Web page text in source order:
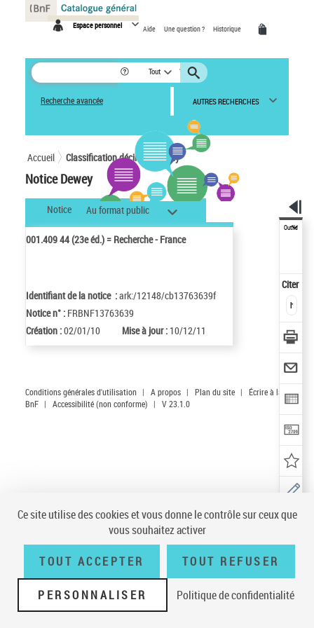
Espace personnel Aide Une question ? Historique
Tout
Recherche avancée AUTRES RECHERCHES
Accueil Classification décimale Dewey
Notice Dewey
Notice Au format public
001.409 44 (23e éd.) = Recherche - France
Identifiant de la notice :ark:/12148/cb13763639f
Notice n° : FRBNF13763639
Création :02/01/10 Mise à jour : 10/12/11
Outils
Citer
Conditions générales d'utilisation | A propos | Plan du site |
Écrire à la
BnF | Accessibilité (non conforme) | V 23.1.0
Panneau de gestion des cookies
Ce site utilise des cookies et vous donne le contrôle sur ceux que
vous souhaitez activer
TOUT ACCEPTER TOUT REFUSER
PERSONNALISER Politique de confidentialité